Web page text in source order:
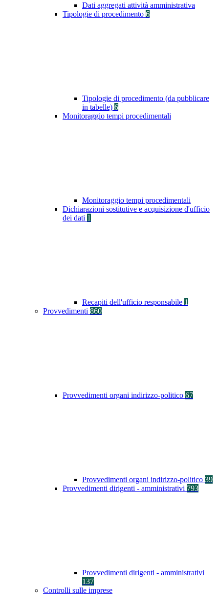
Dati aggregati attività amministrativa
Tipologie di procedimento 6
Tipologie di procedimento (da pubblicare
in tabelle) 6
Monitoraggio tempi procedimentali
Monitoraggio tempi procedimentali
Dichiarazioni sostitutive e acquisizione d'ufficio
dei dati 1
Recapiti dell'ufficio responsabile 1
Provvedimenti 860
Provvedimenti organi indirizzo-politico 67
Provvedimenti organi indirizzo-politico 39
Provvedimenti dirigenti - amministrativi 793
Provvedimenti dirigenti - amministrativi
137
Controlli sulle imprese